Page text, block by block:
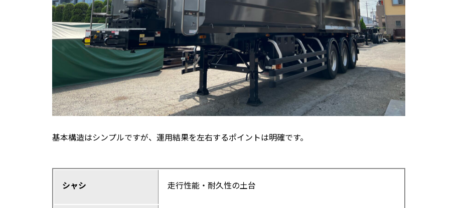
基本構造はシンプルですが、運用結果を左右するポイントは明確です。
シャシ 走行性能・耐久性の土台